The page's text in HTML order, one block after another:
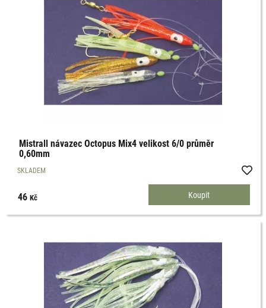
Mistrall návazec Octopus Mix4 velikost 6/0 průměr
0,60mm
SKLADEM
46Kč